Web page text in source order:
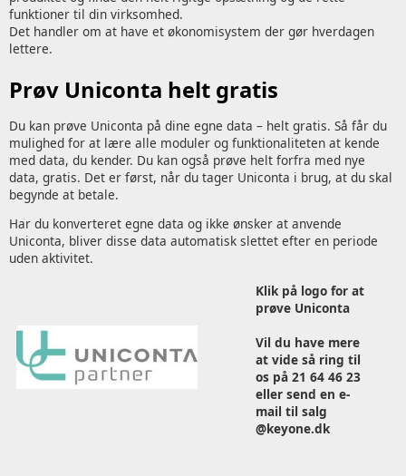
funktioner til din virksomhed.
Det handler om at have et økonomisystem der gør hverdagen
lettere.
Prøv Uniconta helt gratis
Du kan prøve Uniconta på dine egne data – helt gratis. Så får du
mulighed for at lære alle moduler og funktionaliteten at kende
med data, du kender. Du kan også prøve helt forfra med nye
data, gratis. Det er først, når du tager Uniconta i brug, at du skal
begynde at betale.
Har du konverteret egne data og ikke ønsker at anvende
Uniconta, bliver disse data automatisk slettet efter en periode
uden aktivitet.
Klik på logo for at
prøve Uniconta
Vil du have mere
at vide så ring til
os på 21 64 46 23
eller send en e-
mail til salg
@keyone.dk